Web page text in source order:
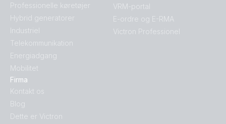
Professionelle køretøjer
Hybrid generatorer
Industriel
Telekommunikation
Energiadgang
Mobilitet
Firma
Kontakt os
Blog
Dette er Victron
VRM-portal
E-ordre og E-RMA
Victron Professionel